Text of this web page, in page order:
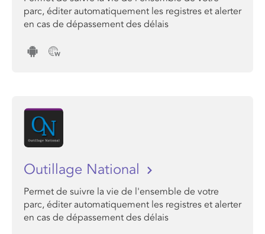
parc, éditer automatiquement les registres et alerter
en cas de dépassement des délais
Outillage National
Permet de suivre la vie de l'ensemble de votre
parc, éditer automatiquement les registres et alerter
en cas de dépassement des délais